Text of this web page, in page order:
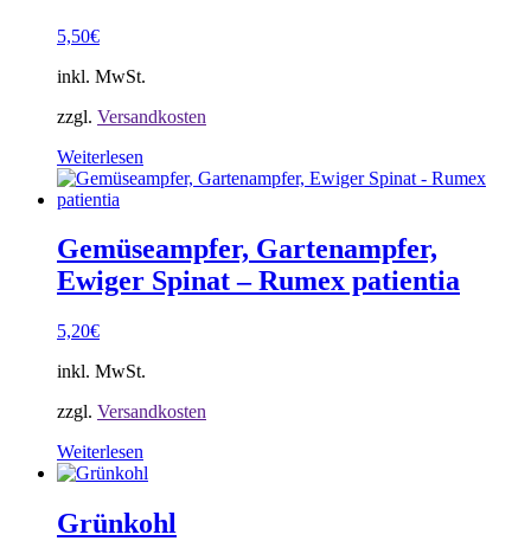
5,50€
inkl. MwSt.
zzgl. Versandkosten
Weiterlesen
Gemüseampfer, Gartenampfer,
Ewiger Spinat – Rumex patientia
5,20€
inkl. MwSt.
zzgl. Versandkosten
Weiterlesen
Grünkohl